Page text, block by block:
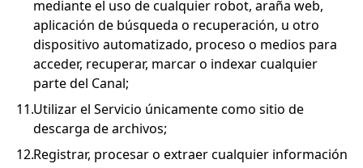
mediante el uso de cualquier robot, araña web,
aplicación de búsqueda o recuperación, u otro
dispositivo automatizado, proceso o medios para
acceder, recuperar, marcar o indexar cualquier
parte del Canal;
Utilizar el Servicio únicamente como sitio de
descarga de archivos;
Registrar, procesar o extraer cualquier información